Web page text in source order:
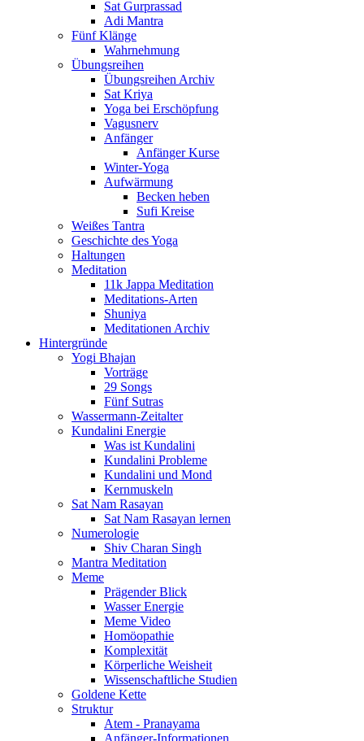
Sat Gurprassad
Adi Mantra
Fünf Klänge
Wahrnehmung
Übungsreihen
Übungsreihen Archiv
Sat Kriya
Yoga bei Erschöpfung
Vagusnerv
Anfänger
Anfänger Kurse
Winter-Yoga
Aufwärmung
Becken heben
Sufi Kreise
Weißes Tantra
Geschichte des Yoga
Haltungen
Meditation
11k Jappa Meditation
Meditations-Arten
Shuniya
Meditationen Archiv
Hintergründe
Yogi Bhajan
Vorträge
29 Songs
Fünf Sutras
Wassermann-Zeitalter
Kundalini Energie
Was ist Kundalini
Kundalini Probleme
Kundalini und Mond
Kernmuskeln
Sat Nam Rasayan
Sat Nam Rasayan lernen
Numerologie
Shiv Charan Singh
Mantra Meditation
Meme
Prägender Blick
Wasser Energie
Meme Video
Homöopathie
Komplexität
Körperliche Weisheit
Wissenschaftliche Studien
Goldene Kette
Struktur
Atem - Pranayama
Anfänger-Informationen